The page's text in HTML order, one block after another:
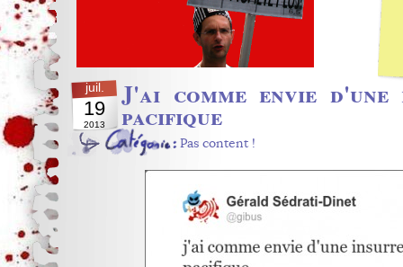
juil.
19
2013
J'ai comme envie
pacifique
Pas content !